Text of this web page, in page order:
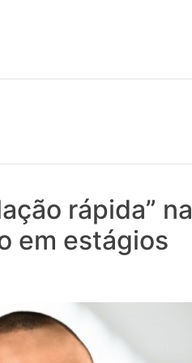
Saúde!
rápida” na
em estágios